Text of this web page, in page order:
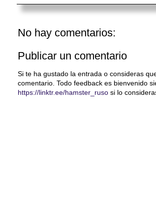
No hay comentarios:
Publicar un comentario
Si te ha gustado la entrada o consideras
comentario. Todo feedback es bienvenido
https://linktr.ee/hamster_ruso si lo